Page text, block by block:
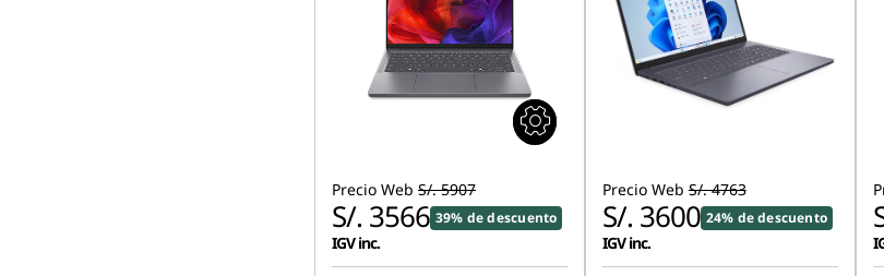
Precio Web S/. 5907
S/. 3566 39% de descuento
IGV inc.
Precio Web S/. 4763
S/. 3600 24% de descuento
IGV inc.